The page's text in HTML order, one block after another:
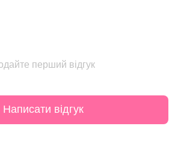
перший відгук
Написати відгук